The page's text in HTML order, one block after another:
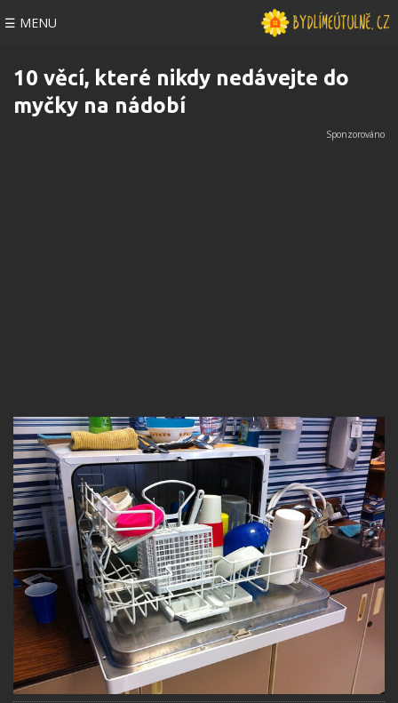
☰ MENU
10 věcí, které nikdy nedávejte do
myčky na nádobí